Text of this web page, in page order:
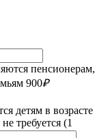
пенсионерам,
900₽
детям в возрасте
требуется (1